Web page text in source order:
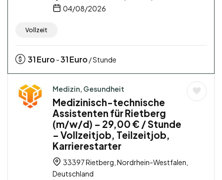
04/08/2026
Vollzeit
31Euro -31Euro / Stunde
Medizin, Gesundheit
Medizinisch-technische
Assistenten für Rietberg
(m/w/d) – 29,00 € / Stunde
– Vollzeitjob, Teilzeitjob,
Karrierestarter
33397 Rietberg, Nordrhein-Westfalen,
Deutschland